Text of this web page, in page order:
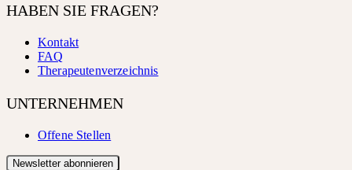
HABEN SIE FRAGEN?
Kontakt
FAQ
Therapeutenverzeichnis
UNTERNEHMEN
Offene Stellen
Newsletter abonnieren